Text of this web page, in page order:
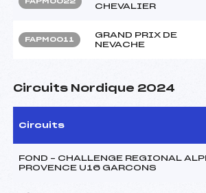
CHEVALIER
FAPM0011
GRAND PRIX DE
NEVACHE
Circuits Nordique 2024
Circuits
FOND – CHALLENGE REGIONAL
PROVENCE U16 GARCONS